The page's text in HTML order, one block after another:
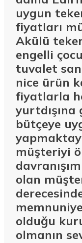
uygun
fiyatları
Akülü
engelli
tuvalet
nice ürün
fiyatlarla
bütçeye
müşteriyi
olan
olduğu
olmanın